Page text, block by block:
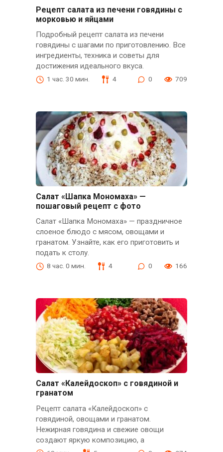
Рецепт салата из печени говядины с
морковью и яйцами
Подробный рецепт салата из печени
говядины с шагами по приготовлению. Все
ингредиенты, техника и советы для
достижения идеального вкуса.
1 час. 30 мин. 4 0 709
Салат «Шапка Мономаха» —
пошаговый рецепт с фото
Салат «Шапка Мономаха» — праздничное
слоеное блюдо с мясом, овощами и
гранатом. Узнайте, как его приготовить и
подать к столу.
8 час. 0 мин. 4 0 166
Салат «Калейдоскоп» с говядиной и
гранатом
Рецепт салата «Калейдоскоп» с
говядиной, овощами и гранатом.
Нежирная говядина и свежие овощи
создают яркую композицию, а